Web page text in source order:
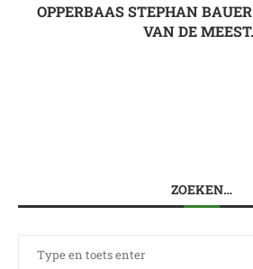
OPPERBAAS STEPHAN
VAN DE
ZOEKEN…